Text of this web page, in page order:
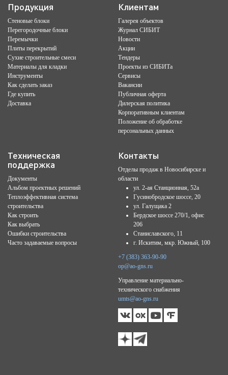
Продукция
Стеновые блоки
Перегородочные блоки
Перемычки
Плиты перекрытий
Сухие строительные смеси
Материалы для кладки
Инструменты
Как сделать заказ
Где купить
Доставка
Клиентам
Галерея объектов
Журнал СИБИТ
Новости
Акции
Тендеры
Проекты из СИБИТа
Сервисы
Вакансии
Публичная оферта
Дилерская политика
Корпоративным клиентам
Положение об обработке
персональных данных
Техническая
поддержка
Документы
Альбом проектных решений
Теплоэффективная система
строительства
Как строить
Как выбрать
Ошибки строительства
Часто задаваемые вопросы
Контакты
Отделы продаж в Новосибирске и
области
ул. 2-ая Станционная, 52а
Гусинобродское шоссе, 20
ул. Галущака 2
Бердское шоссе 270/1, офис
206
Станиславского, 11
г. Искитим, мкр. Южный, 100
+7 (383) 363-90-90
op@ao-gns.ru
Управление материально-
технического снабжения
umts@ao-gns.ru